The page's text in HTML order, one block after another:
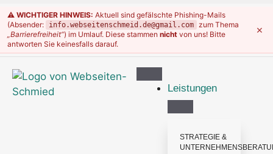
⚠️ WICHTIGER HINWEIS: Aktuell sind gefälschte Phishing-Mails
(Absender:
info.webseitenschmeid.de@gmail.com zum Thema
„Barrierefreiheit“) im Umlauf. Diese stammen nicht von uns! Bitte
antworten Sie keinesfalls darauf.
×
Leistungen
STRATEGIE &